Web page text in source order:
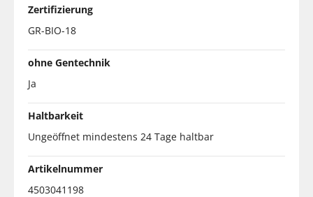
Zertifizierung
GR-BIO-18
ohne Gentechnik
Ja
Haltbarkeit
Ungeöffnet mindestens 24 Tage haltbar
Artikelnummer
4503041198